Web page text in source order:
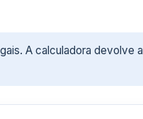
A calculadora devolve a